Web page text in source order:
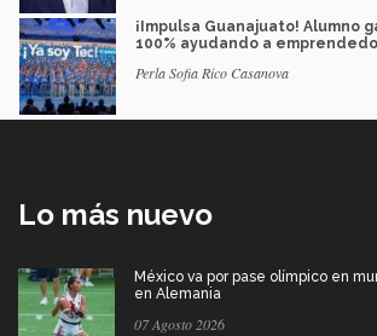
¡Impulsa Guanajuato! Alumno
100% ayudando a
Perla Sofia Rico Casanova
Lo más nuevo
México va por pase olímpico en
en Alemania
07 Agosto 2026